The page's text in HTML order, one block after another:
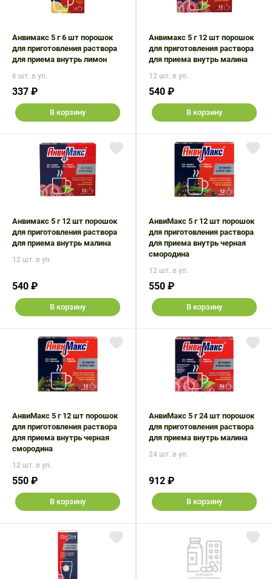
Анвимакс 5 г 6 шт порошок
для приготовления раствора
для приема внутрь лимон
6 шт. в уп.
337 ₽
В корзину
Анвимакс 5 г 12 шт порошок
для приготовления раствора
для приема внутрь малина
12 шт. в уп.
540 ₽
В корзину
Анвимакс 5 г 12 шт порошок
для приготовления раствора
для приема внутрь малина
12 шт. в уп.
540 ₽
В корзину
АнвиМакс 5 г 12 шт порошок
для приготовления раствора
для приема внутрь черная
смородина
12 шт. в уп.
550 ₽
В корзину
АнвиМакс 5 г 12 шт порошок
для приготовления раствора
для приема внутрь черная
смородина
12 шт. в уп.
550 ₽
В корзину
АнвиМакс 5 г 24 шт порошок
для приготовления раствора
для приема внутрь малина
24 шт. в уп.
912 ₽
В корзину
препараты
препараты
ПротивогрибковыеПротивоопухолевые
препараты
Противопаразитарные
препараты
Растительные
препараты
сосудистые
препараты
Средства
от
и курения
Стоматологические
препараты
Поливитаминные
комплексы
Пробиотики
Сахарный
диабет
Фиточай/